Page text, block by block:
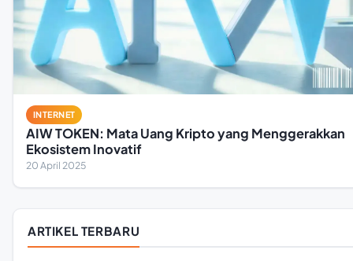
INTERNET
AIW TOKEN: Mata Uang Kripto yang Menggerakkan
Ekosistem Inovatif
20 April 2025
ARTIKEL TERBARU